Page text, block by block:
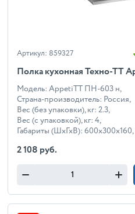
Артикул: 859327
Полка кухонная Техно-ТТ
Модель: AppetiTT ПН-603 н,
Страна-производитель: Россия,
Вес (без упаковки), кг: 2.3,
Вес (с упаковкой), кг: 4,
Габариты (ШхГхВ): 600x300x160,
2 108 руб.